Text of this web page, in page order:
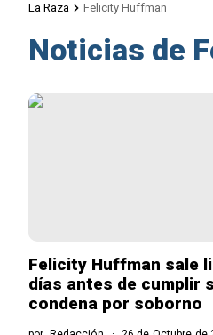
La Raza Felicity Huffman
Noticias de
Felicity Huffman sale
días antes de cumplir
condena por soborno